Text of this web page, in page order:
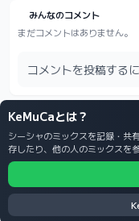
みんなのコメント
まだコメントはありません。
コメントを投稿する
KeMuCaとは？
シーシャのミックスを記録・共
存したり、他の人のミックスを